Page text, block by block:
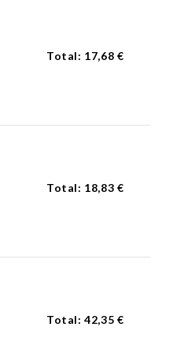
Total: 17,68 €
Total: 18,83 €
Total:42,35 €